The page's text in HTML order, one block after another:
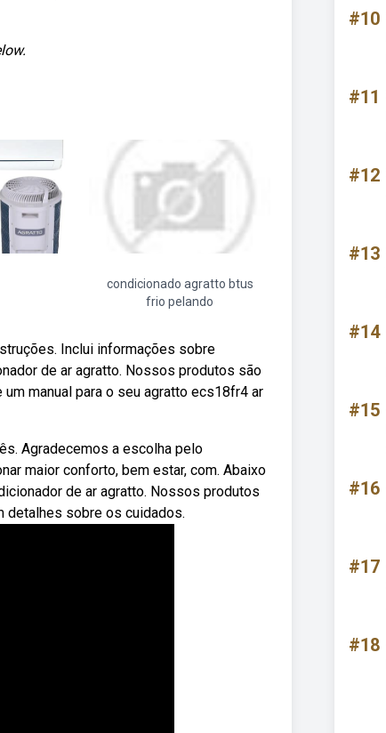
condicionado agratto btus
frio pelando
Inclui informações sobre
de ar agratto. Nossos produtos são
manual para o seu agratto ecs18fr4 ar
Agradecemos a escolha pelo
maior conforto, bem estar, com. Abaixo
de ar agratto. Nossos produtos
detalhes sobre os cuidados.
#10
#11
#12
#13
#14
#15
#16
#17
#18